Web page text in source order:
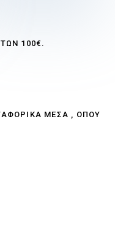
100€.
ΜΕΣΑ , ΟΠΟΥ